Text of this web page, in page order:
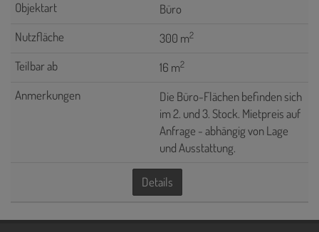
Büro
300 m2
16 m2
Die Büro-Flächen befinden sich
im 2. und 3. Stock. Mietpreis auf
Anfrage - abhängig von Lage
und Ausstattung.
Details